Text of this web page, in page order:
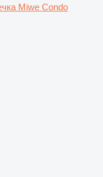
Miwe Condo